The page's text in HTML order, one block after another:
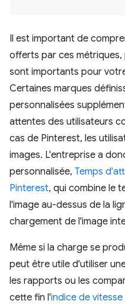
Il est important de
offerts par ces métriques,
sont importants pour
Certaines marques
personnalisées
attentes des utilisateurs
cas de Pinterest, les
images. L'entreprise a
personnalisée, Temps
Pinterest, qui combine le
l'image au-dessus de la
chargement de l'image
Même si la charge se
peut être utile d'utiliser
les rapports ou les
cette fin l'indice de vitesse